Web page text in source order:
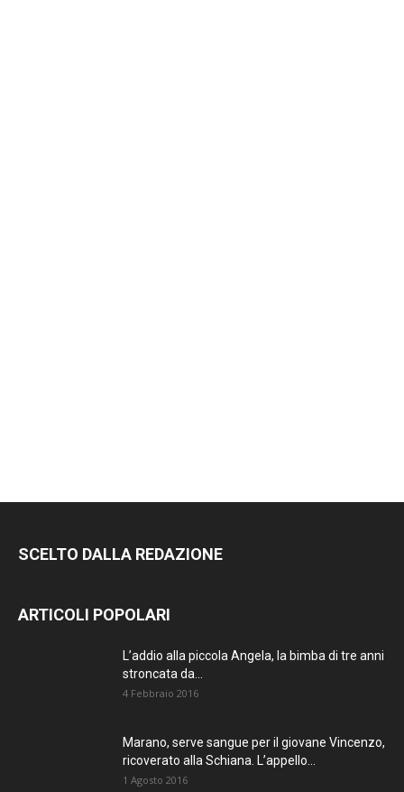
SCELTO DALLA REDAZIONE
ARTICOLI POPOLARI
L’addio alla piccola Angela, la bimba di tre anni
stroncata da...
4 Febbraio 2016
Marano, serve sangue per il giovane Vincenzo,
ricoverato alla Schiana. L’appello...
1 Agosto 2016